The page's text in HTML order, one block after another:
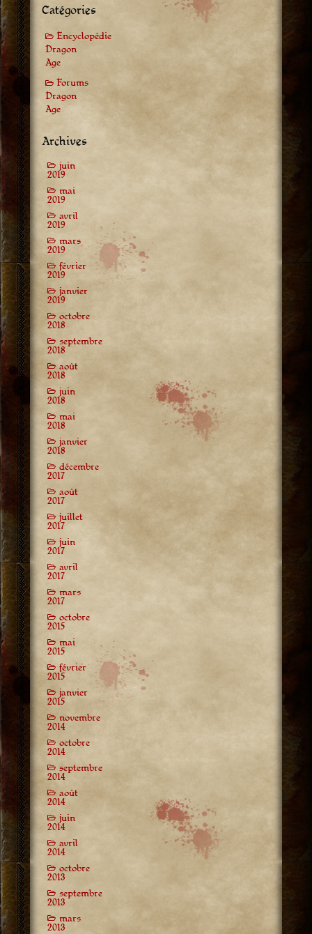
Catégories
Encyclopédie
Dragon
Age
Forums
Dragon
Age
Archives
juin
2019
mai
2019
avril
2019
mars
2019
février
2019
janvier
2019
octobre
2018
septembre
2018
août
2018
juin
2018
mai
2018
janvier
2018
décembre
2017
août
2017
juillet
2017
juin
2017
avril
2017
mars
2017
octobre
2015
mai
2015
février
2015
janvier
2015
novembre
2014
octobre
2014
septembre
2014
août
2014
juin
2014
avril
2014
octobre
2013
septembre
2013
mars
2013